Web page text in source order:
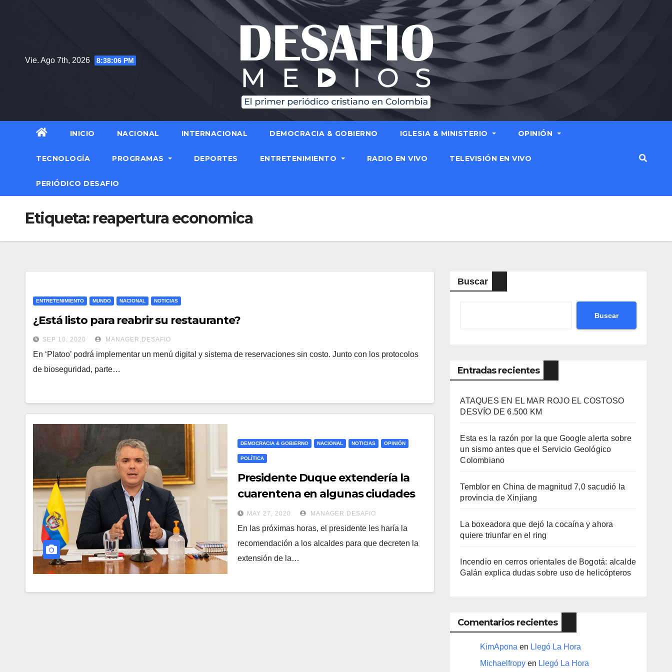
Vie. Ago 7th, 2026 8:38:07 PM
INICIO NACIONAL INTERNACIONAL DEMOCRACIA & GOBIERNO IGLESIA & MINISTERIO OPINIÓN
TECNOLOGÍA PROGRAMAS DEPORTES ENTRETENIMIENTO RADIO EN VIVO TELEVISIÓN EN VIVO
PERIÓDICO DESAFIO
Etiqueta: reapertura economica
ENTRETENIMIENTO MUNDO NACIONAL NOTICIAS
¿Está listo para reabrir su restaurante?
SEP 10, 2020 MANAGER.DESAFIO
En ‘Platoo’ podrá implementar un menú digital y sistema de reservaciones sin costo. Junto con los protocolos
de bioseguridad, parte…
DEMOCRACIA & GOBIERNO NACIONAL NOTICIAS OPINIÓN
POLÍTICA
Presidente Duque extendería la
cuarentena en algunas ciudades
hasta el 15 de junio
MAY 27, 2020 MANAGER.DESAFIO
En las próximas horas, el presidente les haría la
recomendación a los alcaldes para que decreten la
extensión de la…
Buscar
Buscar
Entradas recientes
ATAQUES EN EL MAR ROJO EL COSTOSO
DESVÍO DE 6.500 KM
Esta es la razón por la que Google alerta sobre
un sismo antes que el Servicio Geológico
Colombiano
Temblor en China de magnitud 7,0 sacudió la
provincia de Xinjiang
La boxeadora que dejó la cocaína y ahora
quiere triunfar en el ring​
Incendio en cerros orientales de Bogotá: alcalde
Galán explica dudas sobre uso de helicópteros
Comentarios recientes
KimApona en Llegó La Hora
Michaelfropy en Llegó La Hora